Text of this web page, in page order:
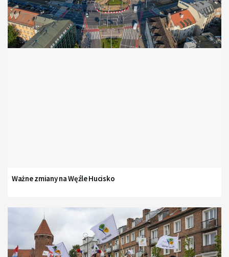
Ważne zmiany na Węźle Hucisko